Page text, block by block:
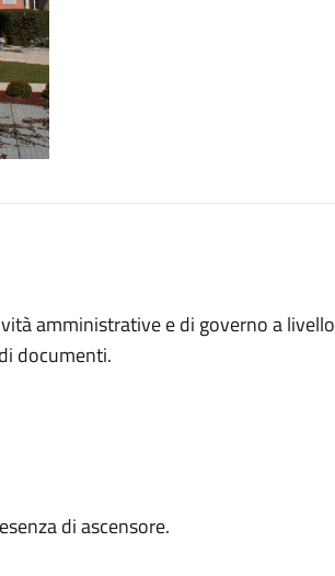
amministrative e di governo a livello
documenti.
di ascensore.